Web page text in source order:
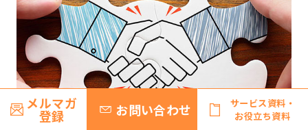
メルマガ
登録 お問い合わせ
サービス資料・
お役立ち資料